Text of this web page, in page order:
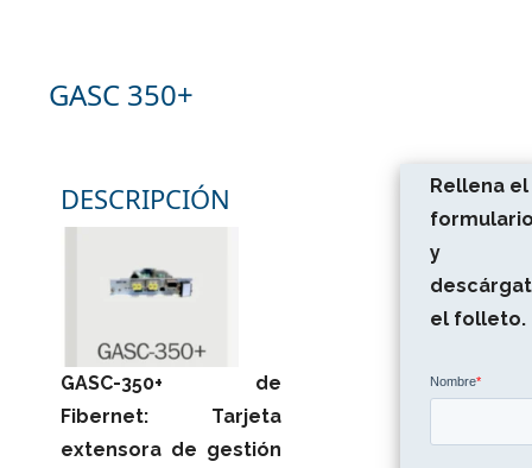
GASC 350+
DESCRIPCIÓN
GASC-350+ de
Fibernet: Tarjeta
extensora de gestión
Rellena el
y
el folleto.